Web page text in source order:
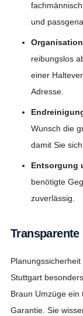
und
reibungslos
einer
Adresse.
Wunsch die
damit Sie
Entsorgung
benötigte
zuverlässig.
Stuttgart
Braun Umzüge ein
Garantie. Sie